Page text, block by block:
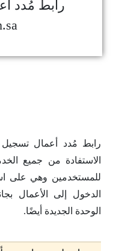
رابط مُدد
الاستفادة من جميع
للمستخدمين وهي على
الدخول إلى الأعمال
الوحدة الجديدة أيضًا.